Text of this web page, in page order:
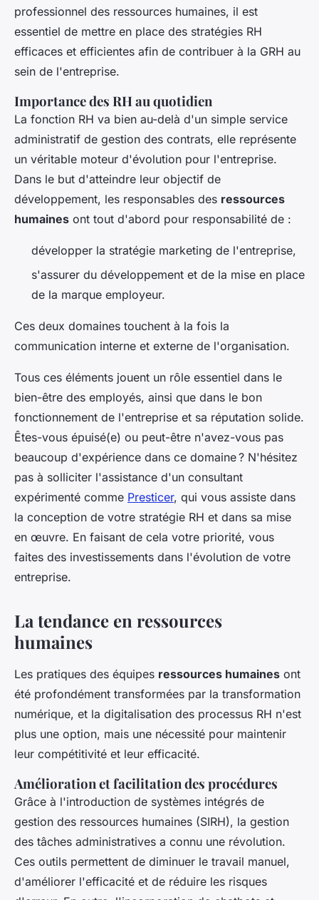
professionnel des ressources humaines, il est
essentiel de mettre en place des stratégies RH
efficaces et efficientes afin de contribuer à la GRH au
sein de l'entreprise.
Importance des RH au quotidien
La fonction RH va bien au-delà d'un simple service
administratif de gestion des contrats, elle représente
un véritable moteur d'évolution pour l'entreprise.
Dans le but d'atteindre leur objectif de
développement, les responsables des ressources
humaines ont tout d'abord pour responsabilité de :
développer la stratégie marketing de l'entreprise,
s'assurer du développement et de la mise en place
de la marque employeur.
Ces deux domaines touchent à la fois la
communication interne et externe de l'organisation.
Tous ces éléments jouent un rôle essentiel dans le
bien-être des employés, ainsi que dans le bon
fonctionnement de l'entreprise et sa réputation solide.
Êtes-vous épuisé(e) ou peut-être n'avez-vous pas
beaucoup d'expérience dans ce domaine ? N'hésitez
pas à solliciter l'assistance d'un consultant
expérimenté comme Presticer, qui vous assiste dans
la conception de votre stratégie RH et dans sa mise
en œuvre. En faisant de cela votre priorité, vous
faites des investissements dans l'évolution de votre
entreprise.
La tendance en ressources
humaines
Les pratiques des équipes ressources humaines ont
été profondément transformées par la transformation
numérique, et la digitalisation des processus RH n'est
plus une option, mais une nécessité pour maintenir
leur compétitivité et leur efficacité.
Amélioration et facilitation des procédures
Grâce à l'introduction de systèmes intégrés de
gestion des ressources humaines (SIRH), la gestion
des tâches administratives a connu une révolution.
Ces outils permettent de diminuer le travail manuel,
d'améliorer l'efficacité et de réduire les risques